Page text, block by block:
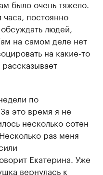
было очень тяжело.
постоянно
людей,
на самом деле нет
на какие-то
по
это время я не
несколько сотен
раз меня
Екатерина. Уже
вернулась к